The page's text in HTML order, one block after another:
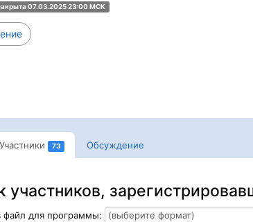
07.03.2025 23:00 МСК
Участники 73 Обсуждение
участников,
файл для программы: